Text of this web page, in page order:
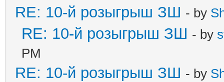
RE: 10-й розыгрыш ЗШ - by
RE: 10-й розыгрыш ЗШ - by
PM
RE: 10-й розыгрыш ЗШ - by